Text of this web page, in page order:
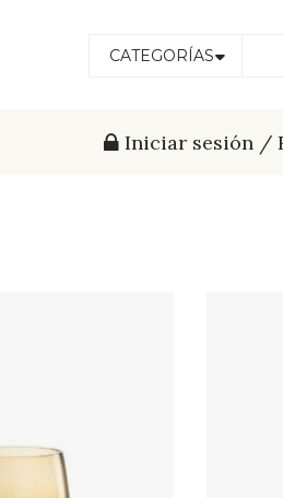
CATEGORÍAS
Iniciar sesión /